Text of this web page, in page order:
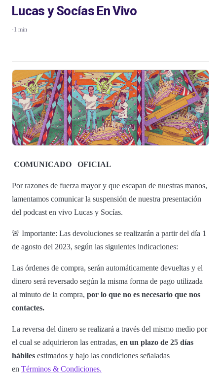
Lucas y Socías En Vivo
·1 min
COMUNICADO OFICIAL
Por razones de fuerza mayor y que escapan de nuestras manos,
lamentamos comunicar la suspensión de nuestra presentación
del podcast en vivo Lucas y Socías.
🚨 Importante: Las devoluciones se realizarán a partir del día 1
de agosto del 2023, según las siguientes indicaciones:
Las órdenes de compra, serán automáticamente devueltas y el
dinero será reversado según la misma forma de pago utilizada
al minuto de la compra, por lo que no es necesario que nos
contactes.
La reversa del dinero se realizará a través del mismo medio por
el cual se adquirieron las entradas, en un plazo de 25 días
hábiles estimados y bajo las condiciones señaladas
en Términos & Condiciones.